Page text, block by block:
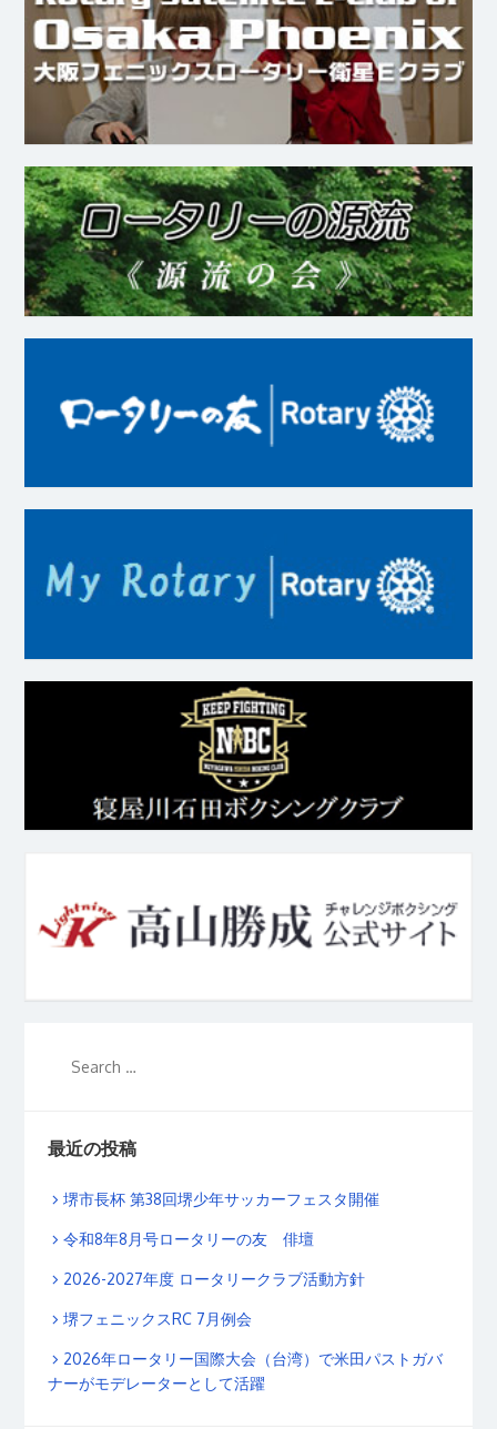
最近の投稿
堺市長杯 第38回堺少年サッカーフェスタ開催
令和8年8月号ロータリーの友 俳壇
2026-2027年度 ロータリークラブ活動方針
堺フェニックスRC 7月例会
2026年ロータリー国際大会（台湾）で米田パストガバ
ナーがモデレーターとして活躍